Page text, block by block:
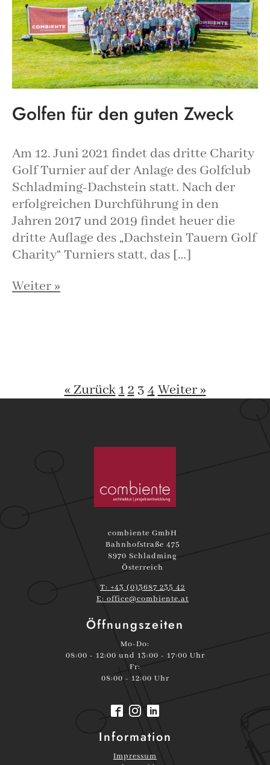
Golfen für den guten Zweck
Am 12. Juni 2021 findet das dritte Charity
Golf Turnier auf der Anlage des Golfclub
Schladming-Dachstein statt. Nach der
erfolgreichen Durchführung in den
Jahren 2017 und 2019 findet heuer die
dritte Auflage des „Dachstein Tauern Golf
Charity“ Turniers statt, das […]
Weiter »
« Zurück12 3 4 Weiter »
combiente GmbH
Bahnhofstraße 475
8970 Schladming
Österreich
T: +43 (0)3687 235 42
E: office@combiente.at
Öffnungszeiten
Mo-Do:
08:00 - 12:00 und 13:00 - 17:00 Uhr
Fr:
08:00 - 12:00 Uhr
Information
Impressum